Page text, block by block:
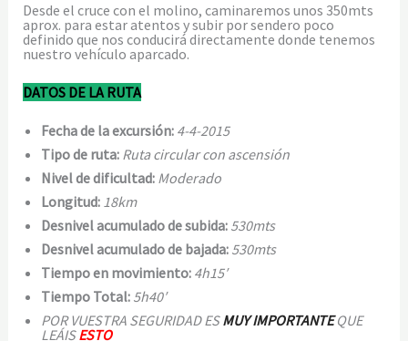
Desde el cruce con el molino, caminaremos unos 350mts
aprox. para estar atentos y subir por sendero poco
definido que nos conducirá directamente donde tenemos
nuestro vehículo aparcado.
DATOS DE LA RUTA
Fecha de la excursión: 4-4-2015
Tipo de ruta: Ruta circular con ascensión
Nivel de dificultad: Moderado
Longitud: 18km
Desnivel acumulado de subida: 530mts
Desnivel acumulado de bajada: 530mts
Tiempo en movimiento: 4h15′
Tiempo Total: 5h40′
POR VUESTRA SEGURIDAD ESMUY IMPORTANTEQUE
LEÁISESTO